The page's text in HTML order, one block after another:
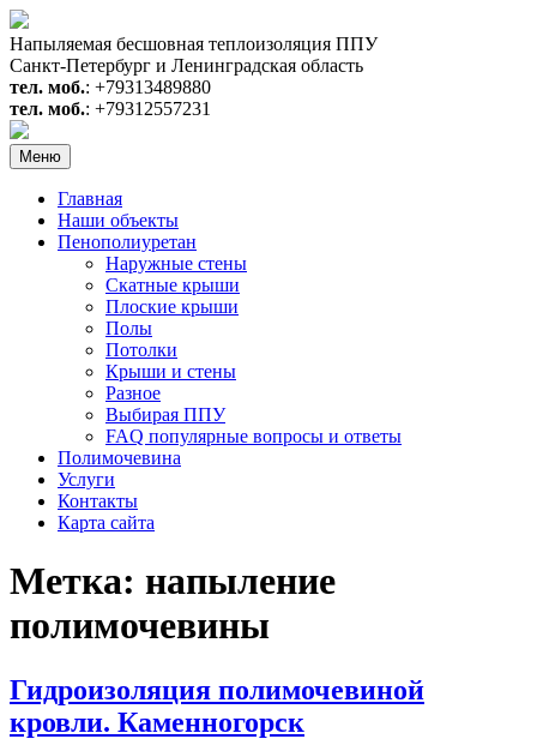
Перейти
к
содержимому
Напыляемая бесшовная теплоизоляция ППУ
Санкт-Петербург и Ленинградская область
тел. моб.: +79313489880
тел. моб.: +79312557231
Меню
Главная
Наши объекты
Пенополиуретан
Наружные стены
Скатные крыши
Плоские крыши
Полы
Потолки
Крыши и стены
Разное
Выбирая ППУ
FAQ популярные вопросы и ответы
Полимочевина
Услуги
Контакты
Карта сайта
Метка: напыление
полимочевины
Гидроизоляция полимочевиной
кровли. Каменногорск